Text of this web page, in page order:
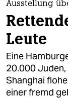
themen
politik
öko
gesellschaft
kultur
Ausstellung
Leute
Eine
20.000
Shanghai
einer fremd